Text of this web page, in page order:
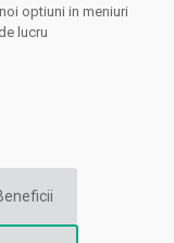
optiuni in meniuri
lucru